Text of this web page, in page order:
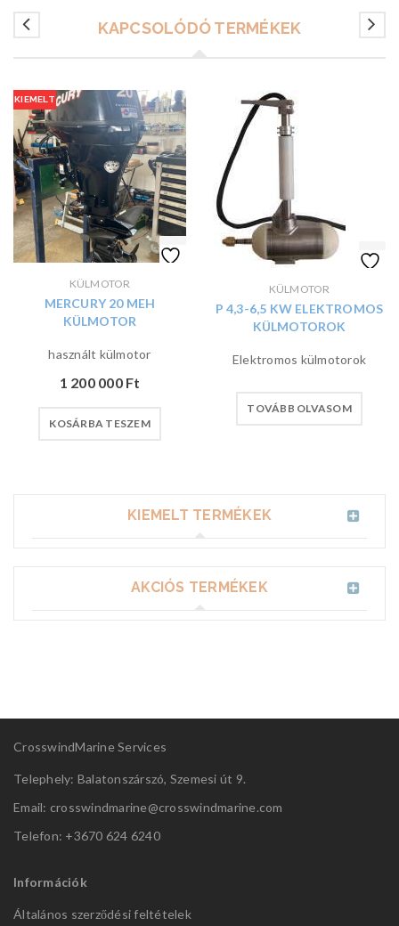
KAPCSOLÓDÓ TERMÉKEK
KIEMELT
KÜLMOTOR
MERCURY 20 MEH
KÜLMOTOR
használt külmotor
1 200 000 Ft
KOSÁRBA TESZEM
KÜLMOTOR
P 4,3-6,5 KW ELEKTROMOS
KÜLMOTOROK
Elektromos külmotorok
TOVÁBB OLVASOM
KIEMELT TERMÉKEK
AKCIÓS TERMÉKEK
CrosswindMarine Services
Telephely: Balatonszárszó, Szemesi út 9.
Email: crosswindmarine@crosswindmarine.com
Telefon: +3670 624 6240
Információk
Általános szerződési feltételek